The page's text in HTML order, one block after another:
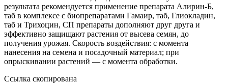
результата рекомендуется применение препарата Алирин-Б,
таб в комплексе с биопрепаратами Гамаир, таб, Глиокладин,
таб и Трихоцин, СП препараты дополняют друг друга и
эффективно защищают растения от высева семян, до
получения урожая. Скорость воздействия: с момента
нанесения на семена и посадочный материал; при
опрыскивании растений — с момента обработки.
Ссылка скопирована